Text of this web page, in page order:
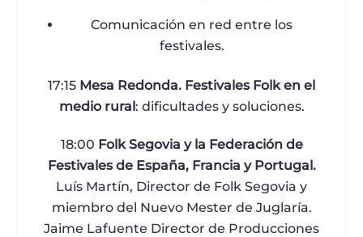
Comunicación en red entre los
festivales.
17:15 Mesa Redonda. Festivales Folk en el
medio rural: dificultades y soluciones.
18:00 Folk Segovia y la Federación de
Festivales de España, Francia y Portugal.
Luís Martín, Director de Folk Segovia y
miembro del Nuevo Mester de Juglaría.
Jaime Lafuente Director de Producciones